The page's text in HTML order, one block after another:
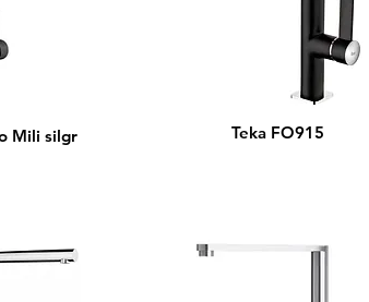
Mili silgr Teka FO915